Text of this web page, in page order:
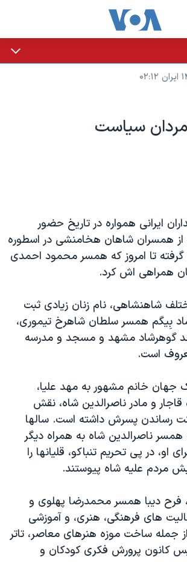
آمریکا ۲۰۲۴
به اسرائیل
آزادی
دادخواهی
۹۸
کادر رهبری ایران
۹۸
جایزه نوبل صلح
سیاست
ایرانی همواره در تاریخ حضور
از همسران شاهان هخامنشی در اسطوره
گرفته تا امروز که همسر محمود احمدی
همراهی اش کرد.
شاهنشاهی، نام زنان زیادی ثبت
بِیگم همسر سلطان شاهرخ تیموری،
گوهرشاد مشهد و مسجد و مدرسه
است.
خانم مشهور به مهد علیا،
و مادر ناصرالدین شاه، نقش
رساندن پسرش داشته است. سالها
همسر ناصرالدین شاه به همراه دیگر
او، در پی تحریم تنباکو، قلیانها را
مردم علیه شاه پیوستند.
فرح دیبا همسر محمدرضا پهلوی و
های فرهنگی، هنری، و آموزشی
جمله ساخت موزه هنرهای معاصر، تاتر
کانون پرورش فکری کودکان و